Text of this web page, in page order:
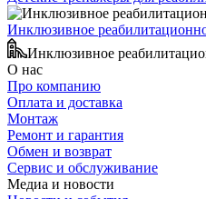
Инклюзивное
Инклюзивное
О нас
Про компанию
Оплата и доставка
Монтаж
Ремонт и гарантия
Обмен и возврат
Сервис и обслуживание
Медиа и новости